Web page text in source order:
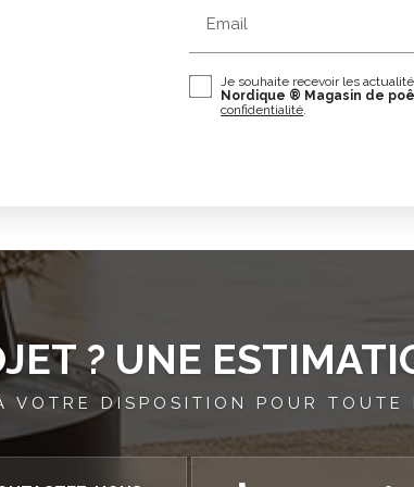
Email
Je souhaite recevoir les
Nordique ® Magasin de
confidentialité.
? UNE
VOTRE DISPOSITION POUR TOUTE